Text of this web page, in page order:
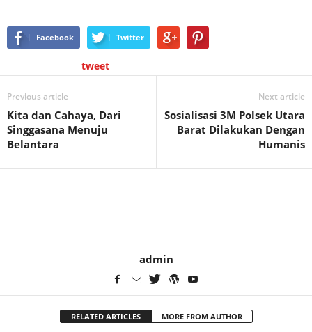
Facebook Twitter
tweet
Previous article
Kita dan Cahaya, Dari
Singgasana Menuju
Belantara
Next article
Sosialisasi 3M Polsek Utara
Barat Dilakukan Dengan
Humanis
admin
RELATED ARTICLES MORE FROM AUTHOR